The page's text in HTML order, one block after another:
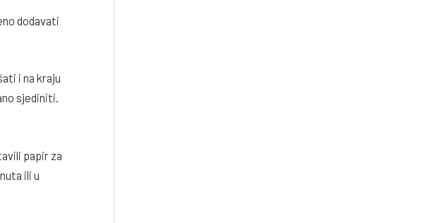
dodavati
i na kraju
sjediniti.
papir za
ili u